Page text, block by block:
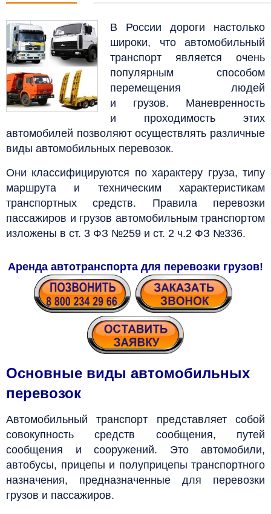
В России дороги настолько
широки, что автомобильный
транспорт является очень
популярным способом
перемещения людей
и грузов. Маневренность
и проходимость этих
автомобилей позволяют осуществлять различные
виды автомобильных перевозок.
Они классифицируются по характеру груза, типу
маршрута и техническим характеристикам
транспортных средств. Правила перевозки
пассажиров и грузов автомобильным транспортом
изложены в ст. 3 ФЗ №259 и ст. 2 ч.2 ФЗ №336.
Аренда автотранспорта для перевозки грузов!
Основные виды автомобильных
перевозок
Автомобильный транспорт представляет собой
совокупность средств сообщения, путей
сообщения и сооружений. Это автомобили,
автобусы, прицепы и полуприцепы транспортного
назначения, предназначенные для перевозки
грузов и пассажиров.